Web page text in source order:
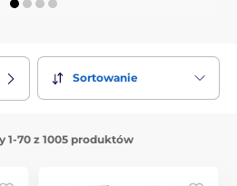
Sortowanie
1-70 z 1005 produktów